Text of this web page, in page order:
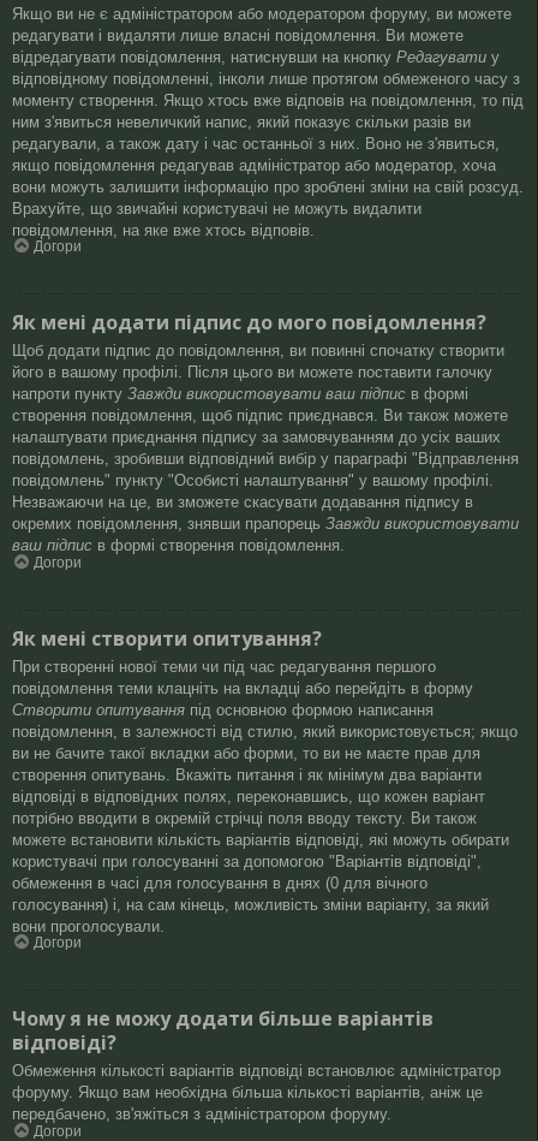
Якщо ви не є адміністратором або модератором форуму, ви можете
редагувати і видаляти лише власні повідомлення. Ви можете
відредагувати повідомлення, натиснувши на кнопку Редагувати у
відповідному повідомленні, інколи лише протягом обмеженого часу з
моменту створення. Якщо хтось вже відповів на повідомлення, то під
ним з'явиться невеличкий напис, який показує скільки разів ви
редагували, а також дату і час останньої з них. Воно не з'явиться,
якщо повідомлення редагував адміністратор або модератор, хоча
вони можуть залишити інформацію про зроблені зміни на свій розсуд.
Врахуйте, що звичайні користувачі не можуть видалити
повідомлення, на яке вже хтось відповів.
Догори
Як мені додати підпис до мого повідомлення?
Щоб додати підпис до повідомлення, ви повинні спочатку створити
його в вашому профілі. Після цього ви можете поставити галочку
напроти пункту Завжди використовувати ваш підпис в формі
створення повідомлення, щоб підпис приєднався. Ви також можете
налаштувати приєднання підпису за замовчуванням до усіх ваших
повідомлень, зробивши відповідний вибір у параграфі "Відправлення
повідомлень" пункту "Особисті налаштування" у вашому профілі.
Незважаючи на це, ви зможете скасувати додавання підпису в
окремих повідомлення, знявши прапорець Завжди використовувати
ваш підпис в формі створення повідомлення.
Догори
Як мені створити опитування?
При створенні нової теми чи під час редагування першого
повідомлення теми клацніть на вкладці або перейдіть в форму
Створити опитування під основною формою написання
повідомлення, в залежності від стилю, який використовується; якщо
ви не бачите такої вкладки або форми, то ви не маєте прав для
створення опитувань. Вкажіть питання і як мінімум два варіанти
відповіді в відповідних полях, переконавшись, що кожен варіант
потрібно вводити в окремій стрічці поля вводу тексту. Ви також
можете встановити кількість варіантів відповіді, які можуть обирати
користувачі при голосуванні за допомогою "Варіантів відповіді",
обмеження в часі для голосування в днях (0 для вічного
голосування) і, на сам кінець, можливість зміни варіанту, за який
вони проголосували.
Догори
Чому я не можу додати більше варіантів
відповіді?
Обмеження кількості варіантів відповіді встановлює адміністратор
форуму. Якщо вам необхідна більша кількості варіантів, аніж це
передбачено, зв'яжіться з адміністратором форуму.
Догори